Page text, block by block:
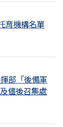
育機構名單
部「後備軍
儘後召集處